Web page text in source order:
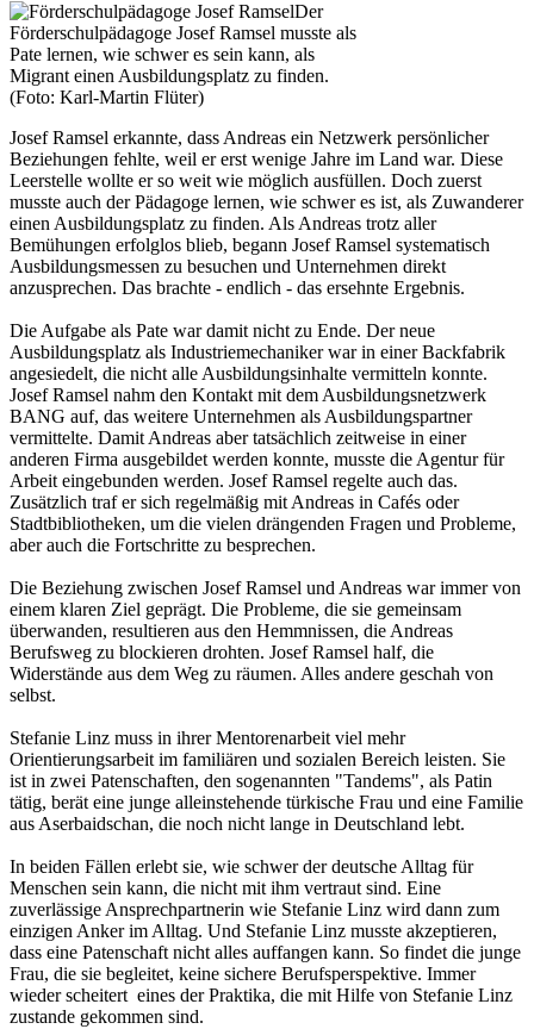
Der
Förderschulpädagoge Josef Ramsel musste als
Pate lernen, wie schwer es sein kann, als
Migrant einen Ausbildungsplatz zu finden.
(Foto: Karl-Martin Flüter)
Josef Ramsel erkannte, dass Andreas ein Netzwerk persönlicher
Beziehungen fehlte, weil er erst wenige Jahre im Land war. Diese
Leerstelle wollte er so weit wie möglich ausfüllen. Doch zuerst
musste auch der Pädagoge lernen, wie schwer es ist, als Zuwanderer
einen Ausbildungsplatz zu finden. Als Andreas trotz aller
Bemühungen erfolglos blieb, begann Josef Ramsel systematisch
Ausbildungsmessen zu besuchen und Unternehmen direkt
anzusprechen. Das brachte - endlich - das ersehnte Ergebnis.
Die Aufgabe als Pate war damit nicht zu Ende. Der neue
Ausbildungsplatz als Industriemechaniker war in einer Backfabrik
angesiedelt, die nicht alle Ausbildungsinhalte vermitteln konnte.
Josef Ramsel nahm den Kontakt mit dem Ausbildungsnetzwerk
BANG auf, das weitere Unternehmen als Ausbildungspartner
vermittelte. Damit Andreas aber tatsächlich zeitweise in einer
anderen Firma ausgebildet werden konnte, musste die Agentur für
Arbeit eingebunden werden. Josef Ramsel regelte auch das.
Zusätzlich traf er sich regelmäßig mit Andreas in Cafés oder
Stadtbibliotheken, um die vielen drängenden Fragen und Probleme,
aber auch die Fortschritte zu besprechen.
Die Beziehung zwischen Josef Ramsel und Andreas war immer von
einem klaren Ziel geprägt. Die Probleme, die sie gemeinsam
überwanden, resultieren aus den Hemmnissen, die Andreas
Berufsweg zu blockieren drohten. Josef Ramsel half, die
Widerstände aus dem Weg zu räumen. Alles andere geschah von
selbst.
Stefanie Linz muss in ihrer Mentorenarbeit viel mehr
Orientierungsarbeit im familiären und sozialen Bereich leisten. Sie
ist in zwei Patenschaften, den sogenannten "Tandems", als Patin
tätig, berät eine junge alleinstehende türkische Frau und eine Familie
aus Aserbaidschan, die noch nicht lange in Deutschland lebt.
In beiden Fällen erlebt sie, wie schwer der deutsche Alltag für
Menschen sein kann, die nicht mit ihm vertraut sind. Eine
zuverlässige Ansprechpartnerin wie Stefanie Linz wird dann zum
einzigen Anker im Alltag. Und Stefanie Linz musste akzeptieren,
dass eine Patenschaft nicht alles auffangen kann. So findet die junge
Frau, die sie begleitet, keine sichere Berufsperspektive. Immer
wieder scheitert eines der Praktika, die mit Hilfe von Stefanie Linz
zustande gekommen sind.